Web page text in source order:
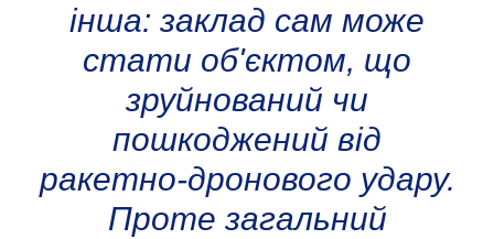
інша: заклад сам може
стати об'єктом, що
зруйнований чи
пошкоджений від
ракетно-дронового удару.
Проте загальний